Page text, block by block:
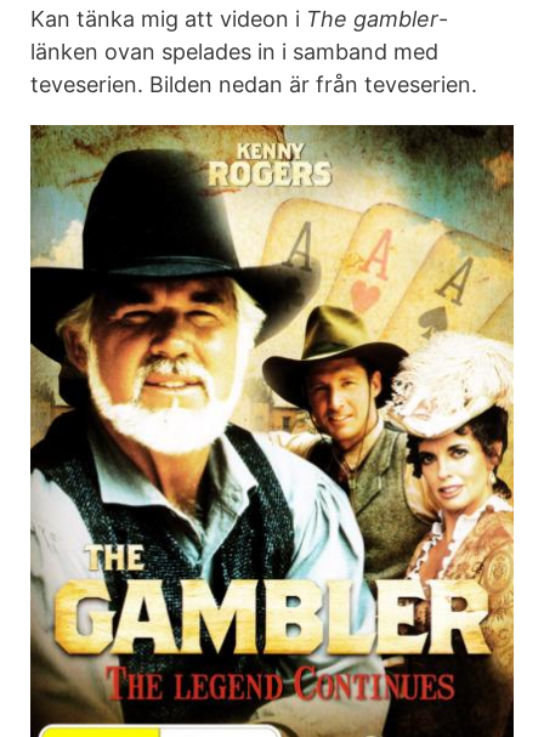
Kan tänka mig att videon i The gambler-
länken ovan spelades in i samband med
teveserien. Bilden nedan är från teveserien.